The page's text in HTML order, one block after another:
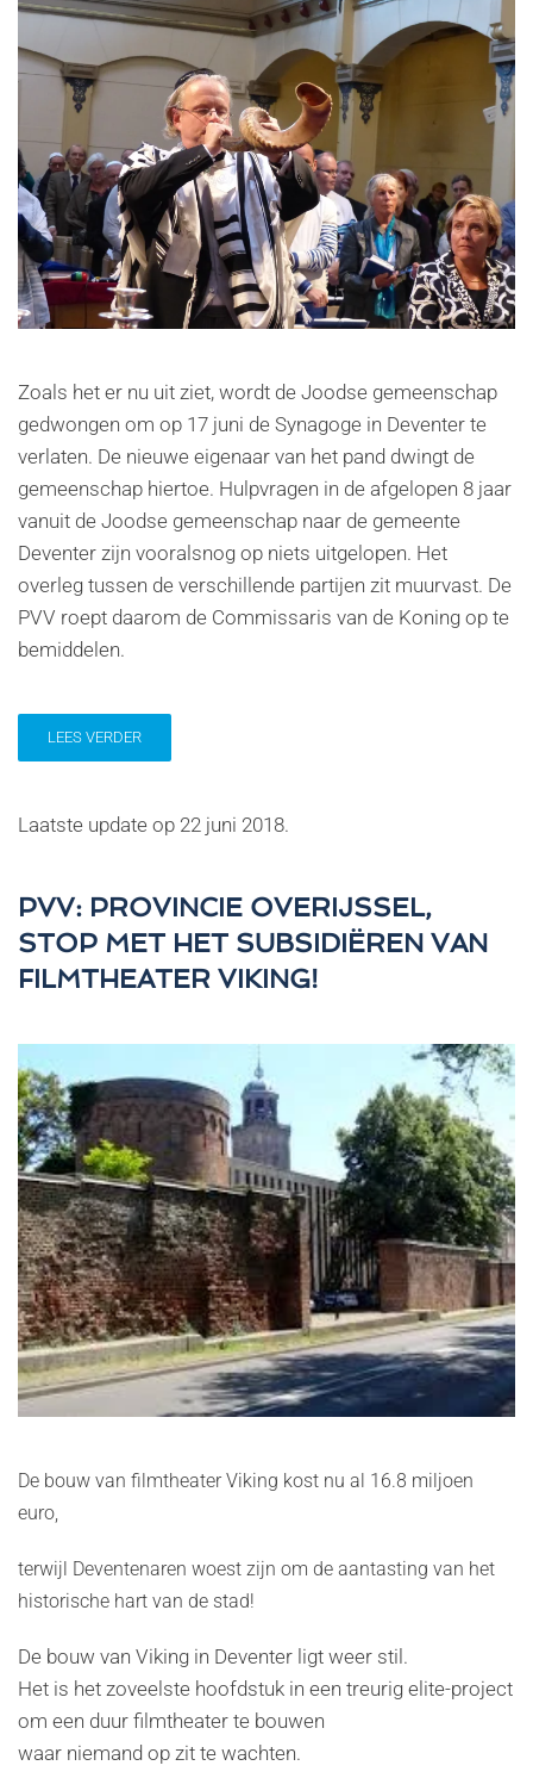
Zoals het er nu uit ziet, wordt de Joodse gemeenschap
gedwongen om op 17 juni de Synagoge in Deventer te
verlaten. De nieuwe eigenaar van het pand dwingt de
gemeenschap hiertoe. Hulpvragen in de afgelopen 8 jaar
vanuit de Joodse gemeenschap naar de gemeente
Deventer zijn vooralsnog op niets uitgelopen. Het
overleg tussen de verschillende partijen zit muurvast. De
PVV roept daarom de Commissaris van de Koning op te
bemiddelen.
LEES VERDER
Laatste update op 22 juni 2018.
PVV: PROVINCIE OVERIJSSEL,
STOP MET HET SUBSIDIËREN VAN
FILMTHEATER VIKING!
De bouw van filmtheater Viking kost nu al 16.8 miljoen
euro,
terwijl Deventenaren woest zijn om de aantasting van het
historische hart van de stad!
De bouw van Viking in Deventer ligt weer stil.
Het is het zoveelste hoofdstuk in een treurig elite-project
om een duur filmtheater te bouwen
waar niemand op zit te wachten.